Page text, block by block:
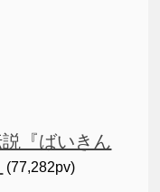
『ばいきん
(77,282pv)